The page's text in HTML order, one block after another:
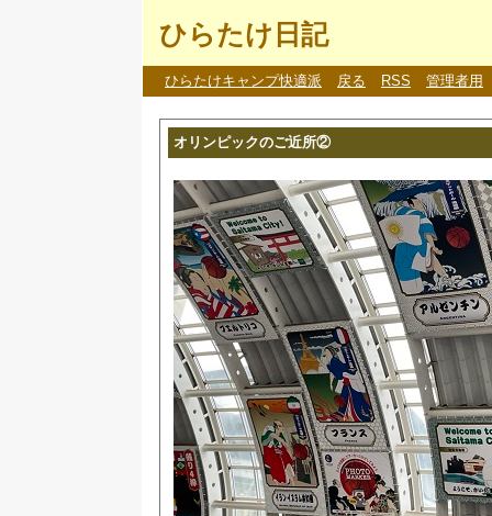
ひらたけ日記
ひらたけキャンプ快適派 戻る RSS 管理者用
オリンピックのご近所②